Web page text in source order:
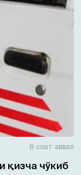
8 соат аввал
қизча чўкиб